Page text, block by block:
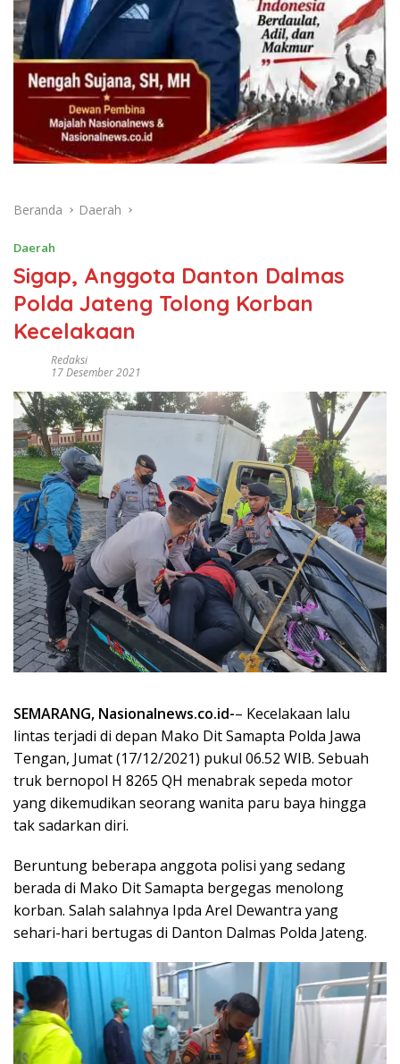
Beranda Daerah
Daerah
Sigap, Anggota Danton Dalmas
Polda Jateng Tolong Korban
Kecelakaan
Redaksi
17 Desember 2021
SEMARANG, Nasionalnews.co.id-– Kecelakaan lalu
lintas terjadi di depan Mako Dit Samapta Polda Jawa
Tengan, Jumat (17/12/2021) pukul 06.52 WIB. Sebuah
truk bernopol H 8265 QH menabrak sepeda motor
yang dikemudikan seorang wanita paru baya hingga
tak sadarkan diri.
Beruntung beberapa anggota polisi yang sedang
berada di Mako Dit Samapta bergegas menolong
korban. Salah salahnya Ipda Arel Dewantra yang
sehari-hari bertugas di Danton Dalmas Polda Jateng.